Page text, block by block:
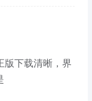
版下载清晰，界